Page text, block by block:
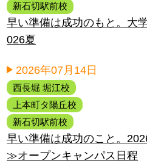
新石切駅前校
早い準備は成功のもと。大
026夏
2026年07月14日
西長堀 堀江校
上本町タ陽丘校
新石切駅前校
早い準備は成功のこと。
≫オープンキャンパス日程